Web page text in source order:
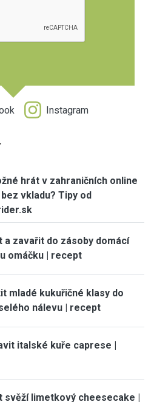
Instagram
hrát v zahraničních online
vkladu? Tipy od
a zavařit do zásoby domácí
omáčku | recept
mladé kukuřičné klasy do
nálevu | recept
italské kuře caprese |
svěží limetkový cheesecake |